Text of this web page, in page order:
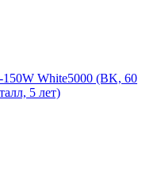
White5000 (BK, 60
5 лет)